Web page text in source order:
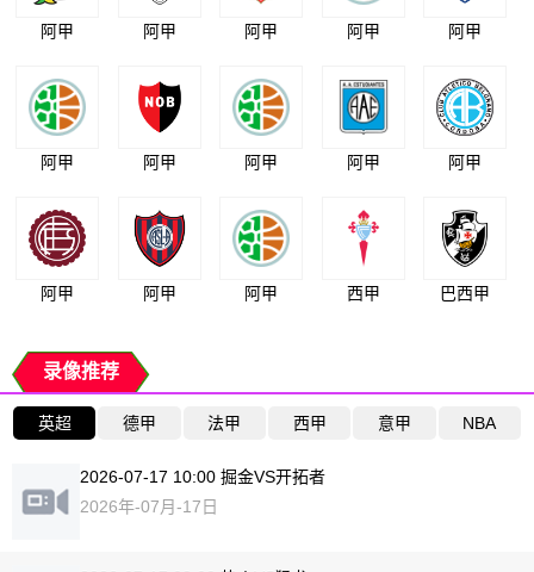
阿甲 阿甲 阿甲 阿甲 阿甲
阿甲 阿甲 阿甲 阿甲 阿甲
阿甲 阿甲 阿甲 西甲 巴西甲
录像推荐
英超 德甲 法甲 西甲 意甲 NBA
2026-07-17 10:00 掘金VS开拓者
2026年-07月-17日